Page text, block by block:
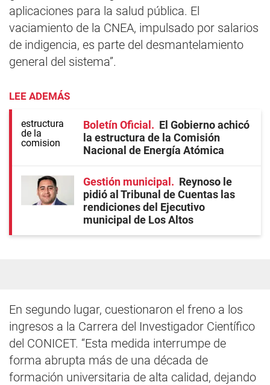
aplicaciones para la salud pública. El
vaciamiento de la CNEA, impulsado por salarios
de indigencia, es parte del desmantelamiento
general del sistema”.
LEE ADEMÁS
Boletín Oficial
El Gobierno achicó
la estructura de la Comisión
Nacional de Energía Atómica
Gestión municipal
Reynoso le
pidió al Tribunal de Cuentas las
rendiciones del Ejecutivo
municipal de Los Altos
En segundo lugar, cuestionaron el freno a los
ingresos a la Carrera del Investigador Científico
del CONICET. “Esta medida interrumpe de
forma abrupta más de una década de
formación universitaria de alta calidad, dejando